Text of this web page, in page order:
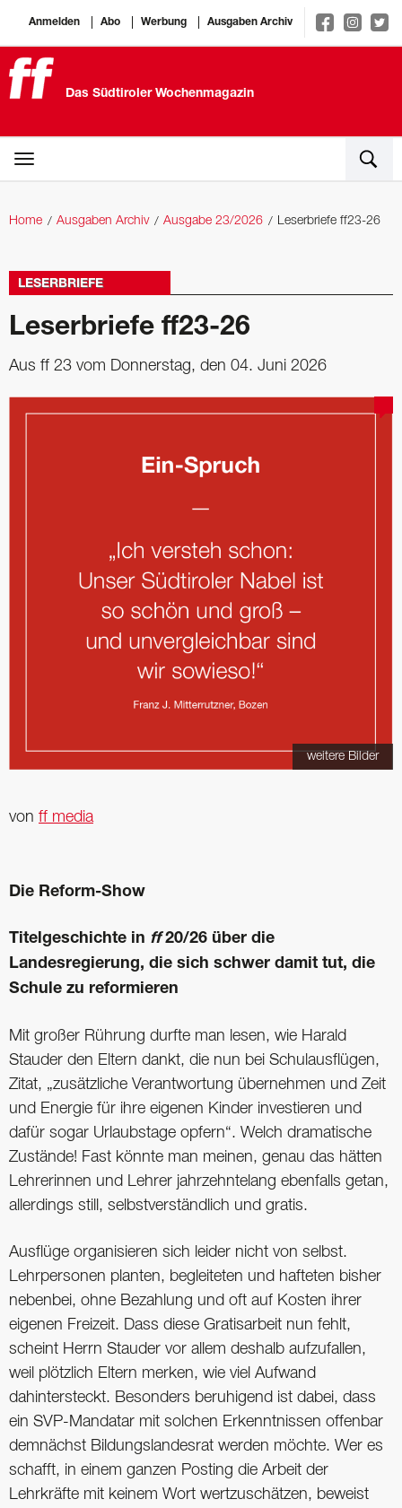
Anmelden Abo Werbung Ausgaben Archiv
Das Südtiroler Wochenmagazin
Home Ausgaben Archiv Ausgabe 23/2026 Leserbriefe ff23-26
LESERBRIEFE
Leserbriefe ff23-26
Aus ff 23 vom Donnerstag, den 04. Juni 2026
weitere Bilder
von ff media
Die Reform-Show
Titelgeschichte in ff20/26 über die
Landesregierung, die sich schwer damit tut, die
Schule zu reformieren
Mit großer Rührung durfte man lesen, wie Harald
Stauder den Eltern dankt, die nun bei Schulausflügen,
Zitat, „zusätzliche Verantwortung übernehmen und Zeit
und Energie für ihre eigenen Kinder investieren und
dafür sogar Urlaubstage opfern“. Welch dramatische
Zustände! Fast könnte man meinen, genau das hätten
Lehrerinnen und Lehrer jahrzehntelang ebenfalls getan,
allerdings still, selbstverständlich und gratis.
Ausflüge organisieren sich leider nicht von selbst.
Lehrpersonen planten, begleiteten und hafteten bisher
nebenbei, ohne Bezahlung und oft auf Kosten ihrer
eigenen Freizeit. Dass diese Gratisarbeit nun fehlt,
scheint Herrn Stauder vor allem deshalb aufzufallen,
weil plötzlich Eltern merken, wie viel Aufwand
dahintersteckt. Besonders beruhigend ist dabei, dass
ein SVP-Mandatar mit solchen Erkenntnissen offenbar
demnächst Bildungslandesrat werden möchte. Wer es
schafft, in einem ganzen Posting die Arbeit der
Lehrkräfte mit keinem Wort wertzuschätzen, beweist